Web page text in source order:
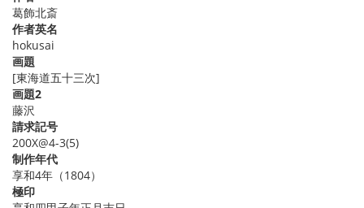
葛飾北斎
作者英名
hokusai
画題
[東海道五十三次]
画題2
藤沢
請求記号
200X@4-3(5)
制作年代
享和4年（1804）
極印